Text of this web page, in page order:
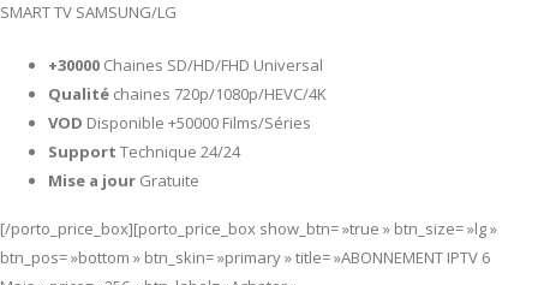
SMART TV SAMSUNG/LG
+30000 Chaines SD/HD/FHD Universal
Qualité chaines 720p/1080p/HEVC/4K
VOD Disponible +50000 Films/Séries
Support Technique 24/24
Mise a jour Gratuite
[/porto_price_box][porto_price_box show_btn= »true » btn_size= »lg »
btn_pos= »bottom » btn_skin= »primary » title= »ABONNEMENT IPTV 6